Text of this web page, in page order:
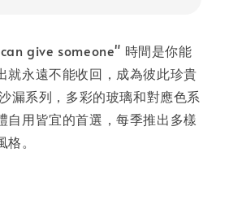
give someone" 時間是你能
就永遠不能收回，成為彼此珍貴
漏系列，多彩的玻璃和對應色系
自用皆宜的首選，每季推出多樣
。